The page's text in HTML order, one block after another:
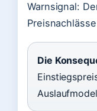
Warnsignal:
Die